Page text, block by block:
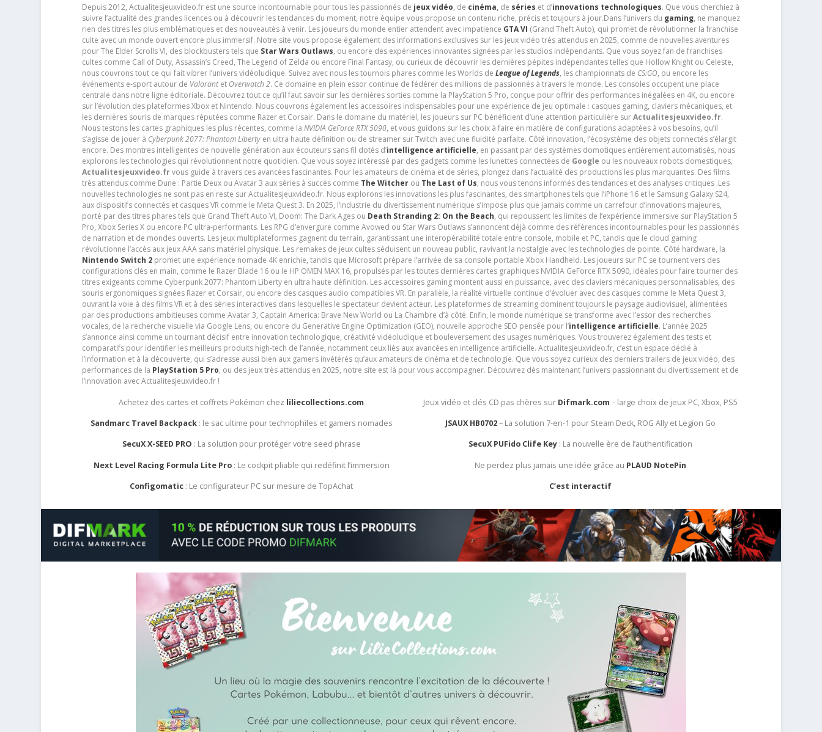
Depuis 2012, Actualitesjeuxvideo.fr est une source incontournable pour tous les passionnés de jeux vidéo, de cinéma,de séries et d’innovations technologiques. Que vous cherchiez à
suivre l’actualité des grandes licences ou à découvrir les tendances du moment, notre équipe vous propose un contenu riche, précis et toujours à jour.Dans l’univers du gaming, ne manquez
rien des titres les plus emblématiques et des nouveautés à venir. Les joueurs du monde entier attendent avec impatience GTA VI (Grand Theft Auto), qui promet de révolutionner la franchise
culte avec un monde ouvert encore plus immersif. Notre site vous propose également des informations exclusives sur les jeux vidéo très attendus en 2025, comme de nouvelles aventures
pour The Elder Scrolls VI, des blockbusters tels que Star Wars Outlaws, ou encore des expériences innovantes signées par les studios indépendants. Que vous soyez fan de franchises
cultes comme Call of Duty, Assassin’s Creed, The Legend of Zelda ou encore Final Fantasy, ou curieux de découvrir les dernières pépites indépendantes telles que Hollow Knight ou Celeste,
nous couvrons tout ce qui fait vibrer l’univers vidéoludique. Suivez avec nous les tournois phares comme les Worlds de League of Legends, les championnats de CS:GO, ou encore les
événements e-sport autour de Valorantet Overwatch 2. Ce domaine en plein essor continue de fédérer des millions de passionnés à travers le monde. Les consoles occupent une place
centrale dans notre ligne éditoriale. Découvrez tout ce qu’il faut savoir sur les dernières sorties comme la PlayStation 5 Pro, conçue pour offrir des performances inégalées en 4K, ou encore
sur l’évolution des plateformes Xbox et Nintendo. Nous couvrons également les accessoires indispensables pour une expérience de jeu optimale : casques gaming, claviers mécaniques, et
les dernières souris de marques réputées comme Razer et Corsair. Dans le domaine du matériel, les joueurs sur PC bénéficient d’une attention particulière surActualitesjeuxvideo.fr.
Nous testons les cartes graphiques les plus récentes, comme la NVIDIA GeForce RTX 5090, et vous guidons sur les choix à faire en matière de configurations adaptées à vos besoins, qu’il
s’agisse de jouer à Cyberpunk 2077: Phantom Libertyen ultra haute définition ou de streamer sur Twitch avec une fluidité parfaite. Côté innovation, l’écosystème des objets connectés s’élargit
encore. Des montres intelligentes de nouvelle génération aux écouteurs sans fil dotés d’intelligence artificielle, en passant par des systèmes domotiques entièrement automatisés, nous
explorons les technologies qui révolutionnent notre quotidien. Que vous soyez intéressé par des gadgets comme les lunettes connectées de Google ou les nouveaux robots domestiques,
Actualitesjeuxvideo.frvous guide à travers ces avancées fascinantes. Pour les amateurs de cinéma et de séries, plongez dans l’actualité des productions les plus marquantes. Des films
très attendus comme Dune : Partie Deux ou Avatar 3 aux séries à succès comme The Witcherou The Last of Us, nous vous tenons informés des tendances et des analyses critiques .Les
nouvelles technologies ne sont pas en reste sur Actualitesjeuxvideo.fr. Nous explorons les innovations les plus fascinantes, des smartphones tels que l’iPhone 16 et le Samsung Galaxy S24,
aux dispositifs connectés et casques VR comme le Meta Quest 3. En 2025, l’industrie du divertissement numérique s’impose plus que jamais comme un carrefour d’innovations majeures,
porté par des titres phares tels que Grand Theft Auto VI, Doom: The Dark Ages ou Death Stranding 2: On the Beach, qui repoussent les limites de l’expérience immersive sur PlayStation 5
Pro, Xbox Series X ou encore PC ultra-performants. Les RPG d’envergure comme Avowed ou Star Wars Outlaws s’annoncent déjà comme des références incontournables pour les passionnés
de narration et de mondes ouverts. Les jeux multiplateformes gagnent du terrain, garantissant une interopérabilité totale entre console, mobile et PC, tandis que le cloud gaming
révolutionne l’accès aux jeux AAA sans matériel physique. Les remakes de jeux cultes séduisent un nouveau public, ravivant la nostalgie avec les technologies de pointe. Côté hardware, la
Nintendo Switch 2promet une expérience nomade 4K enrichie, tandis que Microsoft prépare l’arrivée de sa console portable Xbox Handheld. Les joueurs sur PC se tournent vers des
configurations clés en main, comme le Razer Blade 16 ou le HP OMEN MAX 16, propulsés par les toutes dernières cartes graphiques NVIDIA GeForce RTX 5090, idéales pour faire tourner des
titres exigeants comme Cyberpunk 2077: Phantom Liberty en ultra haute définition. Les accessoires gaming montent aussi en puissance, avec des claviers mécaniques personnalisables, des
souris ergonomiques signées Razer et Corsair, ou encore des casques audio compatibles VR. En parallèle, la réalité virtuelle continue d’évoluer avec des casques comme le Meta Quest 3,
ouvrant la voie à des films VR et à des séries interactives dans lesquelles le spectateur devient acteur. Les plateformes de streaming dominent toujours le paysage audiovisuel, alimentées
par des productions ambitieuses comme Avatar 3, Captain America: Brave New World ou La Chambre d’à côté. Enfin, le monde numérique se transforme avec l’essor des recherches
vocales, de la recherche visuelle via Google Lens, ou encore du Generative Engine Optimization (GEO), nouvelle approche SEO pensée pour l’intelligence artificielle. L’année 2025
s’annonce ainsi comme un tournant décisif entre innovation technologique, créativité vidéoludique et bouleversement des usages numériques. Vous trouverez également des tests et
comparatifs pour identifier les meilleurs produits high-tech de l’année, notamment ceux liés aux avancées en intelligence artificielle. Actualitesjeuxvideo.fr, c’est un espace dédié à
l’information et à la découverte, qui s’adresse aussi bien aux gamers invétérés qu’aux amateurs de cinéma et de technologie. Que vous soyez curieux des derniers trailers de jeux vidéo, des
performances de la PlayStation 5 Pro, ou des jeux très attendus en 2025, notre site est là pour vous accompagner. Découvrez dès maintenant l’univers passionnant du divertissement et de
l’innovation avec Actualitesjeuxvideo.fr !
Achetez des cartes et coffrets Pokémon chez liliecollections.com
Sandmarc Travel Backpack: le sac ultime pour technophiles et gamers nomades
SecuX X-SEED PRO : La solution pour protéger votre seed phrase
Next Level Racing Formula Lite Pro: Le cockpit pliable qui redéfinit l’immersion
Configomatic : Le configurateur PC sur mesure de TopAchat
Jeux vidéo et clés CD pas chères sur Difmark.com – large choix de jeux PC, Xbox, PS5
JSAUX HB0702– La solution 7-en-1 pour Steam Deck, ROG Ally et Legion Go
SecuX PUFido Clife Key : La nouvelle ère de l’authentification
Ne perdez plus jamais une idée grâce au PLAUD NotePin
C’est interactif